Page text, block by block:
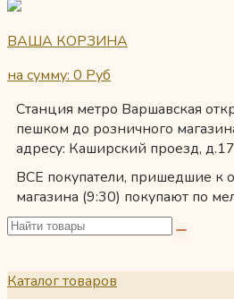
ВАША КОРЗИНА
на сумму: 0 Руб
Станция метро Варшавская
пешком до розничного
адресу: Каширский проезд,
ВСЕ покупатели, пришедшие к
магазина (9:30) покупают по
Каталог товаров